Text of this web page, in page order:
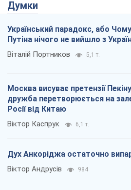
Думки
Український парадокс, або
Путіна нічого не вийшло з
Віталій Портников 5,1 т.
Москва висуває претензії
дружба перетворюється на
Росії від Китаю
Віктор Каспрук 6,1 т.
Дух Анкоріджа остаточно
Віктор Андрусів 984